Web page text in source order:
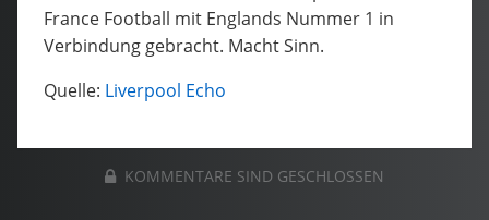
France Football mit Englands Nummer 1 in
Verbindung gebracht. Macht Sinn.
Quelle: Liverpool Echo
KOMMENTARE SIND GESCHLOSSEN